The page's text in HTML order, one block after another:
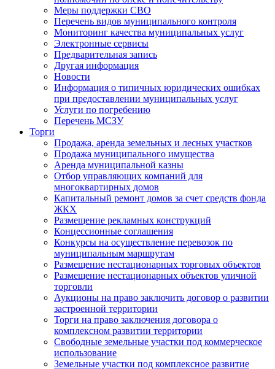
Меры поддержки СВО
Перечень видов муниципального контроля
Мониторинг качества муниципальных услуг
Электронные сервисы
Предварительная запись
Другая информация
Новости
Информация о типичных юридических ошибках
при предоставлении муниципальных услуг
Услуги по погребению
Перечень МСЗУ
Торги
Продажа, аренда земельных и лесных участков
Продажа муниципального имущества
Аренда муниципальной казны
Отбор управляющих компаний для
многоквартирных домов
Капитальный ремонт домов за счет средств фонда
ЖКХ
Размещение рекламных конструкций
Концессионные соглашения
Конкурсы на осуществление перевозок по
муниципальным маршрутам
Размещение нестационарных торговых объектов
Размещение нестационарных объектов уличной
торговли
Аукционы на право заключить договор о развитии
застроенной территории
Торги на право заключения договора о
комплексном развитии территории
Свободные земельные участки под коммерческое
использование
Земельные участки под комплексное развитие